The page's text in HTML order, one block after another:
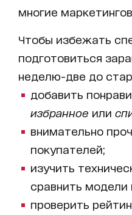
многие
Чтобы избежать
подготовиться
неделю-две до
добавить
избранное или
внимательно
покупателей;
изучить
сравнить
проверить